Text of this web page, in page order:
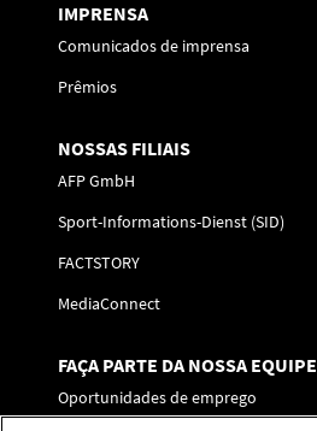
IMPRENSA
Comunicados de imprensa
Prêmios
NOSSAS FILIAIS
AFP GmbH
Sport-Informations-Dienst (SID)
FACTSTORY
MediaConnect
FAÇA PARTE DA NOSSA EQUIPE
Oportunidades de emprego